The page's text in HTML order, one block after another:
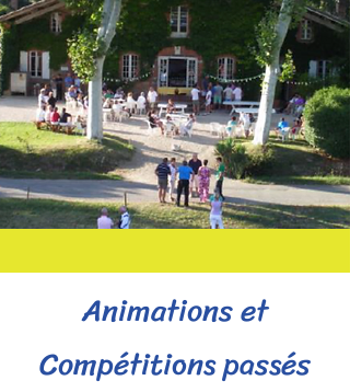
Animations et
Compétitions passés